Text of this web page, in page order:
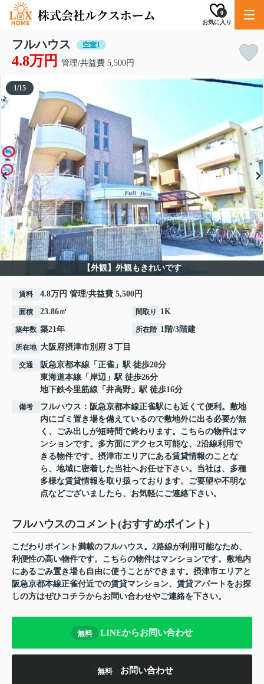
お気に入り
0
フルハウス 空室1
4.8万円 管理/共益費 5,500円
【外観】外観もきれいです
1/15
賃料 4.8万円 管理/共益費 5,500円
面積 23.86㎡ 間取り 1K
築年数 築21年 所在階 1階/3階建
所在地 大阪府摂津市別府 ３丁目
交通 阪急京都本線 「 正雀 」駅 徒歩20分
東海道本線 「 岸辺 」駅 徒歩26分
地下鉄今里筋線 「 井高野 」駅 徒歩16分
備考
フルハウス：阪急京都本線正雀駅にも近くて便利。敷地
内にゴミ置き場を備えているので敷地外に出る必要が無
く、ごみ出しが短時間で終わります。こちらの物件はマ
ンションです。多方面にアクセス可能な、2沿線利用で
きる物件です。摂津市エリアにある賃貸情報のことな
ら、地域に密着した当社へお任せ下さい。当社は、多種
多様な賃貸情報を取り扱っております。ご要望や不明な
点などございましたら、お気軽にご連絡下さい。
フルハウスのコメント(おすすめポイント)
こだわりポイント満載のフルハウス。2路線が利用可能なため、
利便性の高い物件です。こちらの物件はマンションです。敷地内
にあるごみ置き場も自由に使うことができます。摂津市エリアと
阪急京都本線正雀付近での賃貸マンション、賃貸アパートをお探
しの方はぜひコチラからお問い合わせやご連絡を下さい。
無料 LINEからお問い合わせ
無料 お問い合わせ